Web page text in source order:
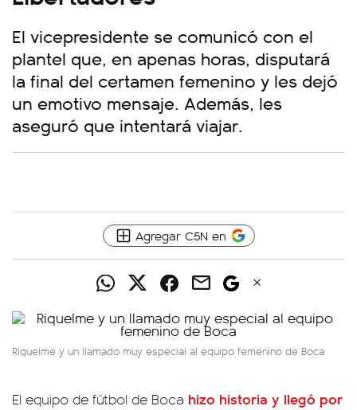
El vicepresidente se comunicó con el
plantel que, en apenas horas, disputará
la final del certamen femenino y les dejó
un emotivo mensaje. Además, les
aseguró que intentará viajar.
Agregar C5N en
Riquelme y un llamado muy especial al equipo femenino de Boca
El equipo de fútbol de Boca hizo historia y llegó por